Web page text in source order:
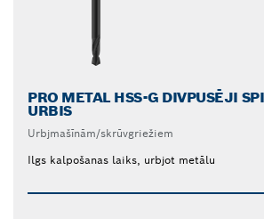
PRO METAL HSS-G DIVPUSĒJI
URBIS
Urbjmašīnām/skrūvgriežiem
Ilgs kalpošanas laiks, urbjot metālu